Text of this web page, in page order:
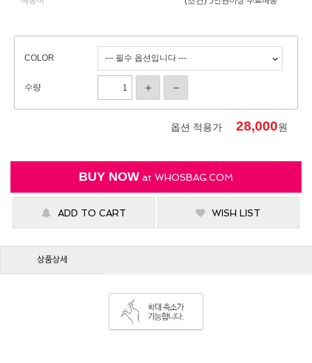
COLOR
수량
옵션 적용가 28,000원
BUY NOW at WHOSBAG.COM
ADD TO CART WISH LIST
상품상세